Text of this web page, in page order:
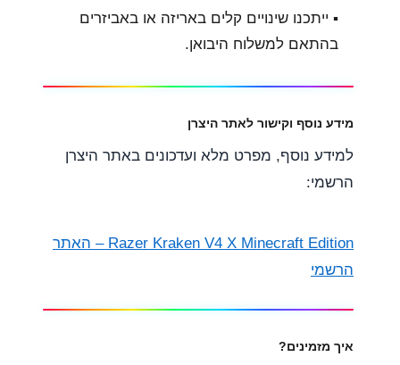
▪︎ ייתכנו שינויים קלים באריזה או באביזרים
בהתאם למשלוח היבואן.
מידע נוסף וקישור לאתר היצרן
למידע נוסף, מפרט מלא ועדכונים באתר היצרן
הרשמי:
Razer Kraken V4 X Minecraft Edition – האתר
הרשמי
איך מזמינים?